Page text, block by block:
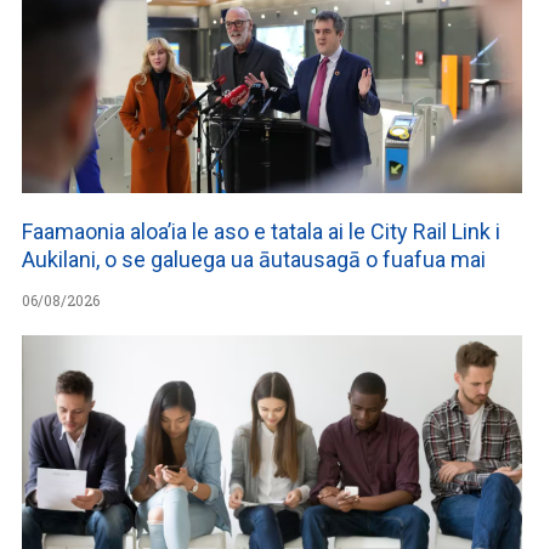
Faamaonia aloa’ia le aso e tatala ai le City Rail Link i
Aukilani, o se galuega ua āutausagā o fuafua mai
06/08/2026